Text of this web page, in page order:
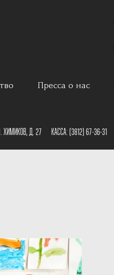
Пресса о нас
ХИМИКОВ, Д. 27 КАССА:(3812) 67-36-31